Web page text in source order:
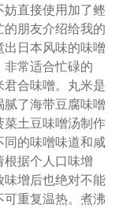
直接使用加了鲣
朋友介绍给我的
日本风味的味噌
常适合忙碌的
合味噌。丸米是
了海带豆腐味噌
土豆味噌汤制作
的味噌味道和咸
据个人口味增
增后也绝对不能
重复温热。煮沸